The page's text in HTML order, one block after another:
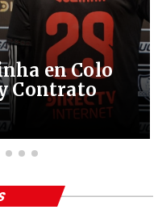
en Colo
Contrato